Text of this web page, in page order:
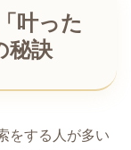
叶った
秘訣
をする人が多い